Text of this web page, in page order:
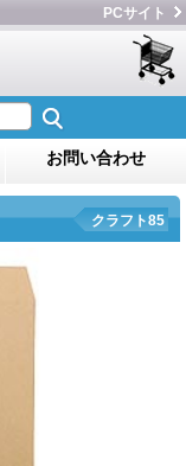
PCサイト
お問い合わせ
クラフト85